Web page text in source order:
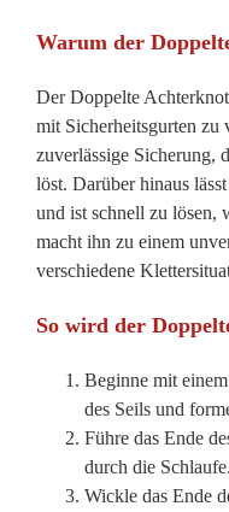
Warum der
Der Doppelte
mit Sicherheitsgurten zu
zuverlässige Sicherung,
löst. Darüber hinaus
und ist schnell zu lösen,
macht ihn zu einem
verschiedene
So wird der
Beginne mit
des Seils und
Führe das Ende
durch die Schlaufe.
Wickle das Ende